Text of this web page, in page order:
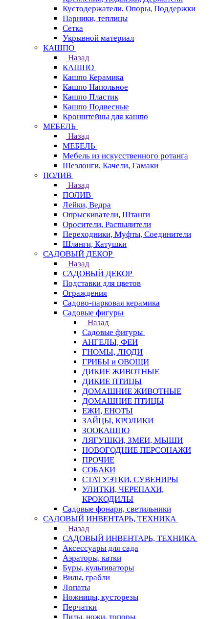
Кустодержатели, Опоры, Поддержки
Парники, теплицы
Сетка
Укрывной материал
КАШПО
Назад
КАШПО
Кашпо Керамика
Кашпо Напольное
Кашпо Пластик
Кашпо Подвесные
Кронштейны для кашпо
МЕБЕЛЬ
Назад
МЕБЕЛЬ
Мебель из искусственного ротанга
Шезлонги, Качели, Гамаки
ПОЛИВ
Назад
ПОЛИВ
Лейки, Ведра
Опрыскиватели, Штанги
Оросители, Распылители
Переходники, Муфты, Соединители
Шланги, Катушки
САДОВЫЙ ДЕКОР
Назад
САДОВЫЙ ДЕКОР
Подставки для цветов
Ограждения
Садово-парковая керамика
Садовые фигуры
Назад
Садовые фигуры
АНГЕЛЫ, ФЕИ
ГНОМЫ, ЛЮДИ
ГРИБЫ и ОВОЩИ
ДИКИЕ ЖИВОТНЫЕ
ДИКИЕ ПТИЦЫ
ДОМАШНИЕ ЖИВОТНЫЕ
ДОМАШНИЕ ПТИЦЫ
ЕЖИ, ЕНОТЫ
ЗАЙЦЫ, КРОЛИКИ
ЗООКАШПО
ЛЯГУШКИ, ЗМЕИ, МЫШИ
НОВОГОДНИЕ ПЕРСОНАЖИ
ПРОЧИЕ
СОБАКИ
СТАТУЭТКИ, СУВЕНИРЫ
УЛИТКИ, ЧЕРЕПАХИ,
КРОКОДИЛЫ
Садовые фонари, светильники
САДОВЫЙ ИНВЕНТАРЬ, ТЕХНИКА
Назад
САДОВЫЙ ИНВЕНТАРЬ, ТЕХНИКА
Аксессуары для сада
Аэраторы, катки
Буры, культиваторы
Вилы, грабли
Лопаты
Ножницы, кусторезы
Перчатки
Пилы, ножи, топоры